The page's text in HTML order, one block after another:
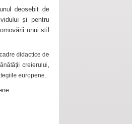
deosebit de
și pentru
unui stil
didactice de
creierului,
europene.